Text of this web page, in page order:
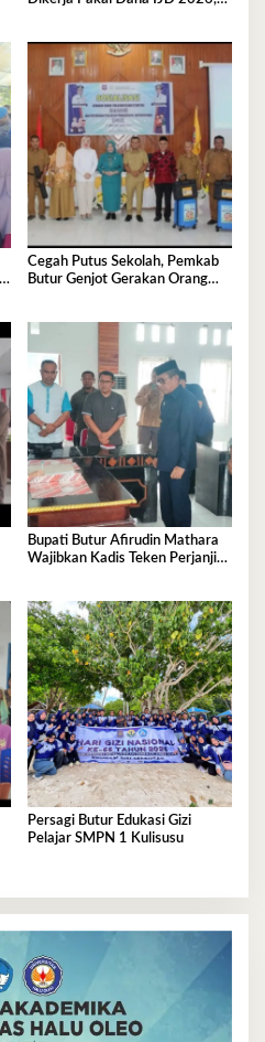
Cegah Putus Sekolah, Pemkab
Butur Genjot Gerakan Orang
Bupati Butur Afirudin Mathara
Wajibkan Kadis Teken Perjanjian
Persagi Butur Edukasi Gizi
Pelajar SMPN 1 Kulisusu